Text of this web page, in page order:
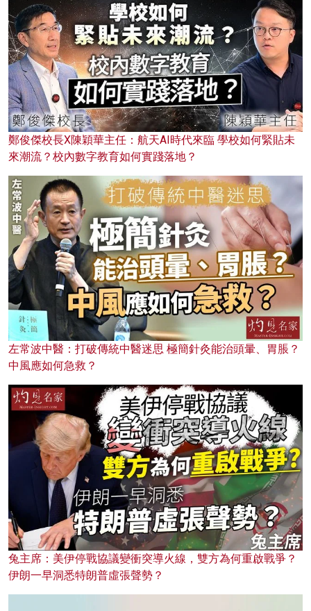
鄭俊傑校長X陳穎華主任：航天AI時代來臨 學校如何緊貼未
來潮流？校內數字教育如何實踐落地？
左常波中醫：打破傳統中醫迷思 極簡針灸能治頭暈、胃脹？
中風應如何急救？
兔主席：美伊停戰協議變衝突導火線，雙方為何重啟戰爭？
伊朗一早洞悉特朗普虛張聲勢？